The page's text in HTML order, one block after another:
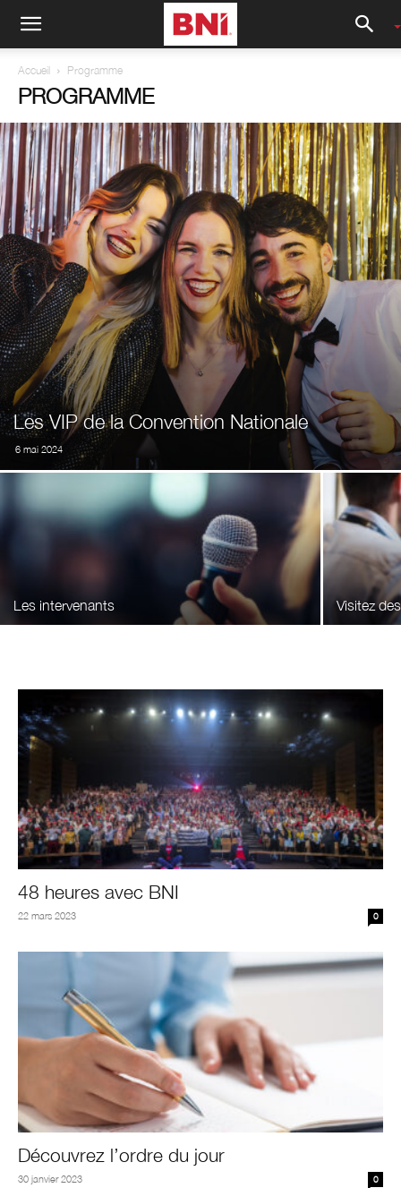
Accueil Programme
PROGRAMME
Les VIP de la Convention Nationale
6 mai 2024
Les intervenants Visitez
48 heures avec BNI
22 mars 2023 0
Découvrez l’ordre du jour
30 janvier 2023 0